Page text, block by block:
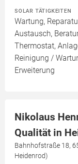
SOLAR TÄTIGKEITEN
Wartung,
Austausch,
Thermostat,
Reinigung /
Erweiterung
Nikolaus
Qualität in
Bahnhofstraße 18,
Heidenrod)